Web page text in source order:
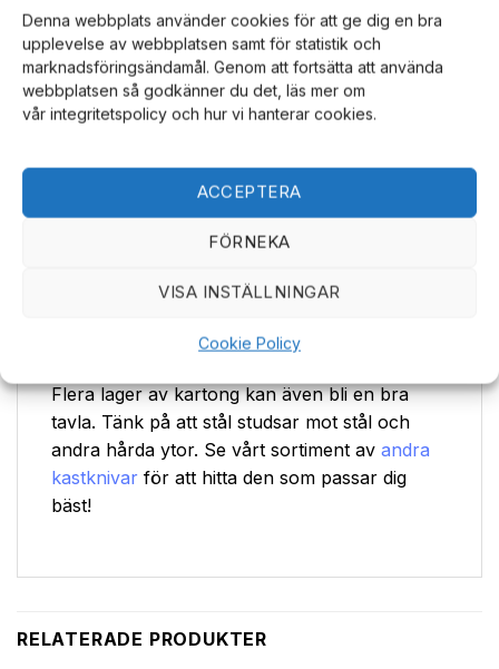
Denna webbplats använder cookies för att ge dig en bra
upplevelse av webbplatsen samt för statistik och
marknadsföringsändamål. Genom att fortsätta att använda
webbplatsen så godkänner du det, läs mer om
vår integritetspolicy och hur vi hanterar cookies.
ACCEPTERA
FÖRNEKA
VISA INSTÄLLNINGAR
Cookie Policy
Givetvis gäller 18 års gräns för köp.
Kasta aldrig i samma riktning som andra
människor eller djur.
närheten av måltavlan.
Endast avsedda att kastas endast mot
Mindre kastknivar under 10" som inte väger
piltavlor. För större/tyngre tävlingsknivar
Flera lager av kartong kan även bli en bra
tavla. Tänk på att stål studsar mot stål och
andra hårda ytor. Se vårt sortiment av andra
kastknivar för att hitta den som passar dig
bäst!
RELATERADE PRODUKTER